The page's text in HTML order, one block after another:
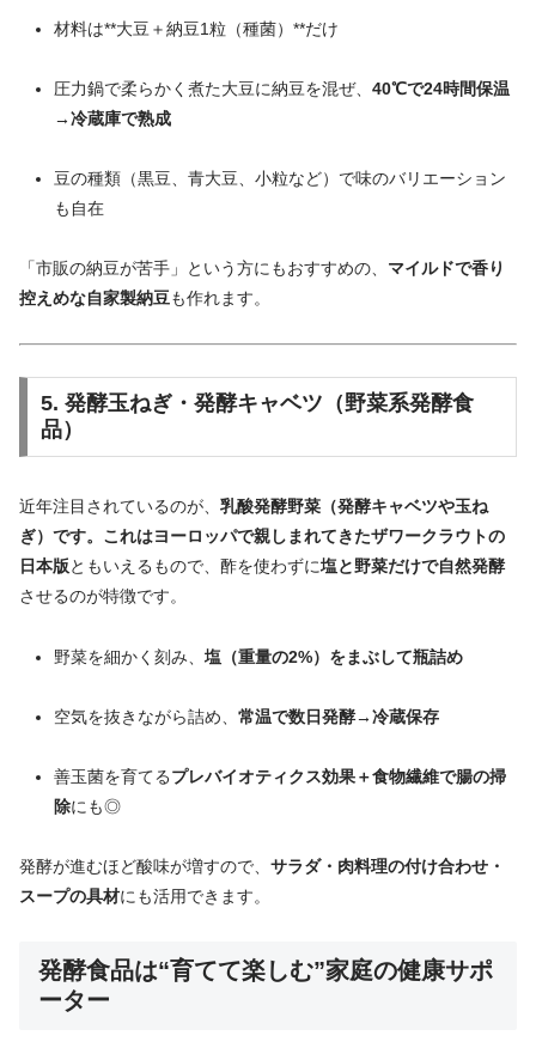
材料は**大豆＋納豆1粒（種菌）**だけ
圧力鍋で柔らかく煮た大豆に納豆を混ぜ、 40℃で24時間保温
→冷蔵庫で熟成
豆の種類（黒豆、青大豆、小粒など）で味のバリエーション
も自在
「市販の納豆が苦手」という方にもおすすめの、 マイルドで香り
控えめな自家製納豆も作れます。
5. 発酵玉ねぎ・発酵キャベツ（野菜系発酵食
品）
近年注目されているのが、 乳酸発酵野菜（発酵キャベツや玉ね
ぎ）です。これはヨーロッパで親しまれてきたザワークラウトの
日本版ともいえるもので、酢を使わずに塩と野菜だけで自然発酵
させるのが特徴です。
野菜を細かく刻み、 塩（重量の2%）をまぶして瓶詰め
空気を抜きながら詰め、 常温で数日発酵→冷蔵保存
善玉菌を育てるプレバイオティクス効果＋食物繊維で腸の掃
除にも◎
発酵が進むほど酸味が増すので、 サラダ・肉料理の付け合わせ・
スープの具材にも活用できます。
発酵食品は“育てて楽しむ”家庭の健康サポ
ーター